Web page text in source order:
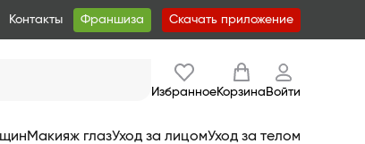
Контакты Франшиза Скачать приложение
ИзбранноеКорзина Войти
Макияж глазУход за лицомУход за телом